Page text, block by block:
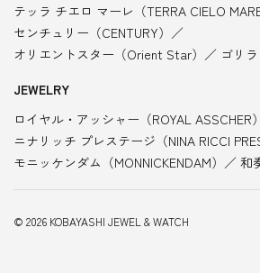
テッラ チエロ マーレ（TERRA CIELO MARE
センチュリー（CENTURY）
オリエントスター（Orient Star）
ゴリラ
JEWELRY
ロイヤル・アッシャー（ROYAL ASSCHER）
ニナリッチ プレステージ（NINA RICCI
モニッケンダム（MONNICKENDAM）
和
© 2026 KOBAYASHI JEWEL & WATCH